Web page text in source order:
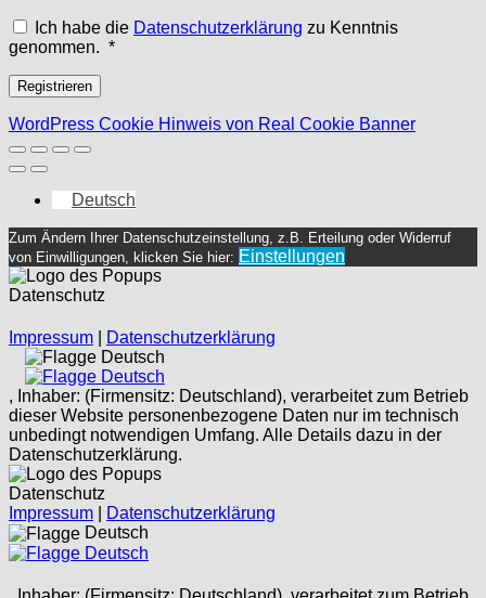
Ich habe die Datenschutzerklärung zu Kenntnis
genommen. *Erforderlich
Registrieren
WordPress Cookie Hinweis von Real Cookie Banner
Deutsch
Zum Ändern Ihrer Datenschutzeinstellung, z.B. Erteilung oder Widerruf
von Einwilligungen, klicken Sie hier: Einstellungen
Datenschutz
Impressum
Datenschutzerklärung
Deutsch
Deutsch
, Inhaber: (Firmensitz: Deutschland), verarbeitet zum Betrieb
dieser Website personenbezogene Daten nur im technisch
unbedingt notwendigen Umfang. Alle Details dazu in der
Datenschutzerklärung.
Datenschutz
Impressum
Datenschutzerklärung
Deutsch
Deutsch